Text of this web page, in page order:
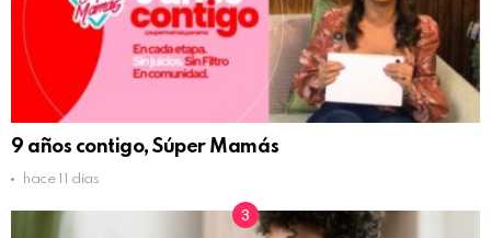
9 años contigo, Súper Mamás
hace 11 días